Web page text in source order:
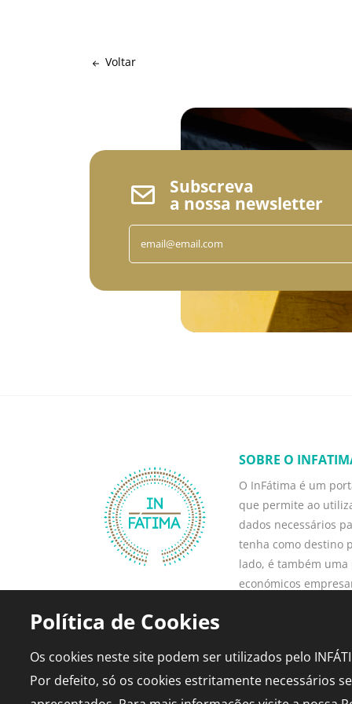
Voltar
Subscreva
a nossa newsletter
SOBRE O
O InFátima é um
que permite ao
dados necessários
tenha como destino
lado, é também
económicos
Saber mais
Política de Cookies
Os cookies neste site podem ser utilizados pelo
Por defeito, só os cookies estritamente necessários